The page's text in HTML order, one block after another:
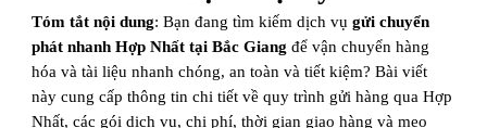
Tóm tắt nội dung: Bạn đang tìm kiếm dịch vụgửi chuyển
phát nhanh Hợp Nhất tại Bắc Giang để vận chuyển hàng
hóa và tài liệu nhanh chóng, an toàn và tiết kiệm? Bài viết
này cung cấp thông tin chi tiết về quy trình gửi hàng qua Hợp
Nhất, các gói dịch vụ, chi phí, thời gian giao hàng và mẹo